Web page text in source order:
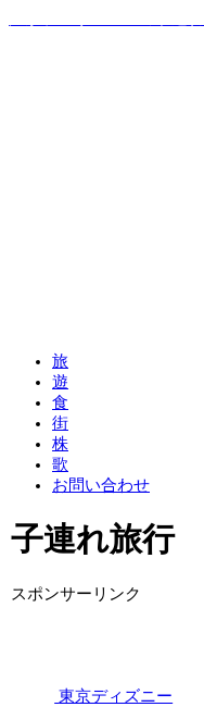
旅
遊
食
街
株
歌
お問い合わせ
子連れ旅行
スポンサーリンク
東京ディズニー